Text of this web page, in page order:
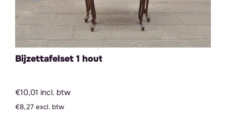
Bijzettafelset 1 hout
€10,01 incl. btw
€8,27 excl. btw